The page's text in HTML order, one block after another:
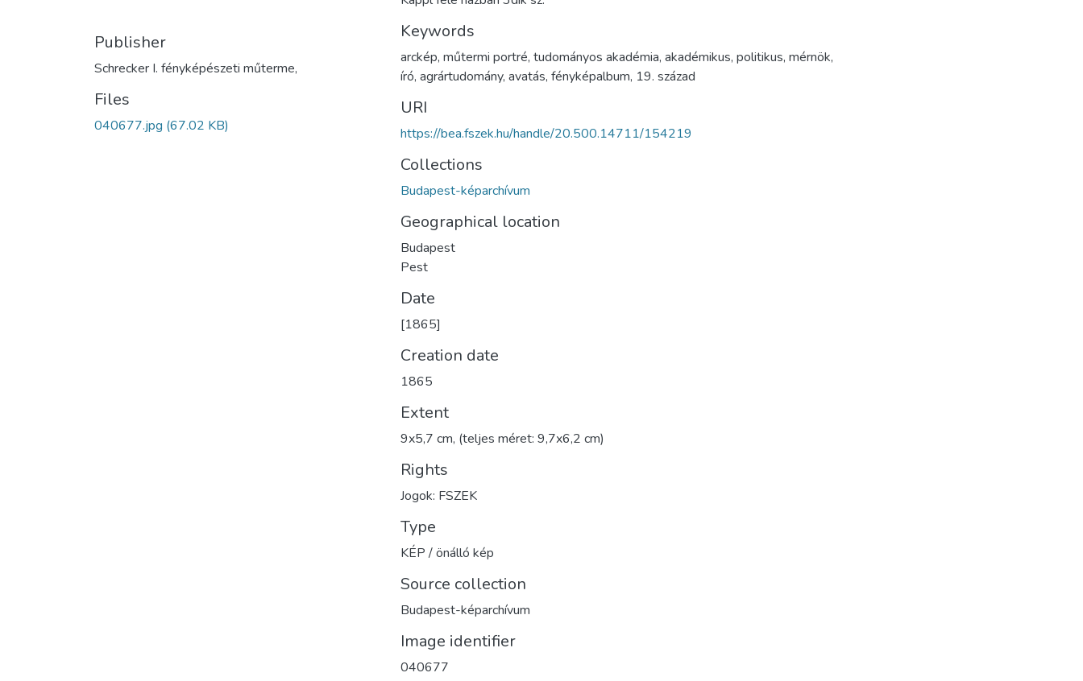
Publisher
Schrecker I. fényképészeti műterme,
Files
040677.jpg (67.02 KB)
Keywords
arckép, műtermi portré, tudományos akadémia, akadémikus, politikus, mérnök,
író, agrártudomány, avatás, fényképalbum, 19. század
URI
https://bea.fszek.hu/handle/20.500.14711/154219
Collections
Budapest-képarchívum
Geographical location
Budapest
Pest
Date
[1865]
Creation date
1865
Extent
9x5,7 cm, (teljes méret: 9,7x6,2 cm)
Rights
Jogok: FSZEK
Type
KÉP / önálló kép
Source collection
Budapest-képarchívum
Image identifier
040677